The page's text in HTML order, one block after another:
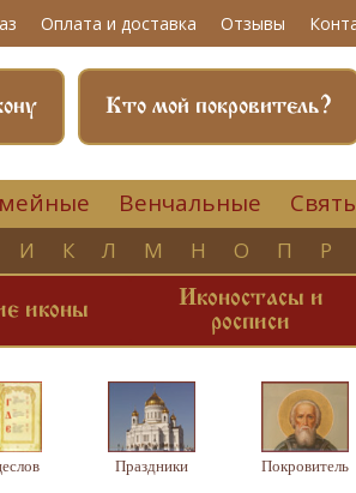
Оплата и доставка Отзывы
Кто мой покровитель?
Венчальные
И К Л М Н О П Р
иконы
Иконостасы и
росписи
Праздники Покровитель